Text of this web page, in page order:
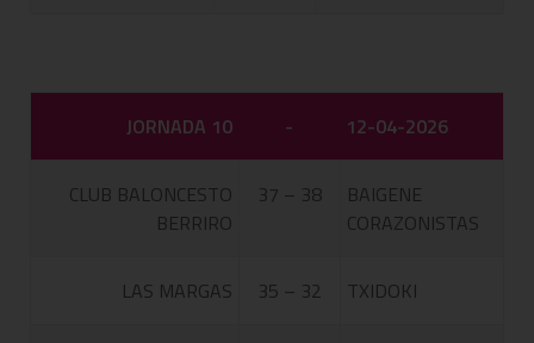
JORNADA 10 - 12-04-2026
CLUB BALONCESTO
BERRIRO
37 – 38
BAIGENE
CORAZONISTAS
LAS MARGAS 35 – 32 TXIDOKI